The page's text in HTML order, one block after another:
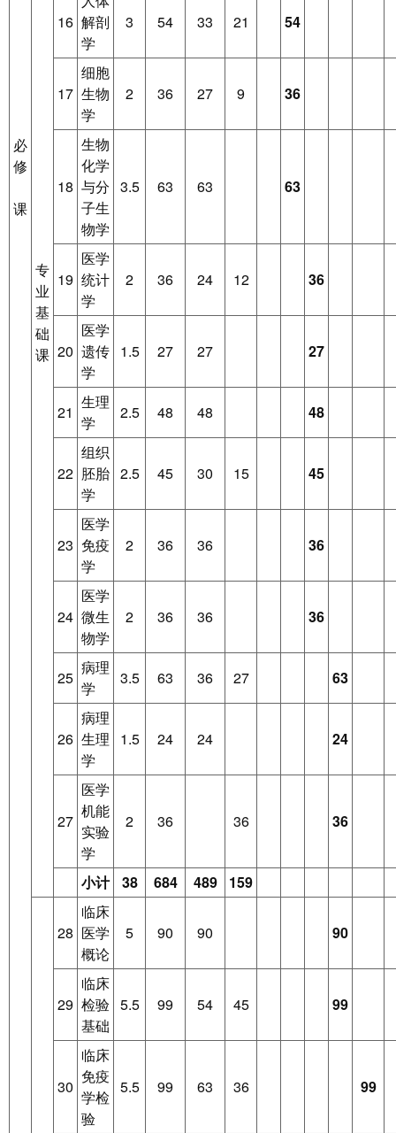
必
修
课
专
业
基
础
课
16 解剖
学
3 54 33 21 54
17
细胞
生物
学
2 36 27 9 36
18
生物
化学
与分
子生
物学
3.5 63 63 63
19
医学
统计
学
2 36 24 12 36
20
医学
遗传
学
1.5 27 27 27
21
生理
学
2.5 48 48 48
22
组织
胚胎
学
2.5 45 30 15 45
23
医学
免疫
学
2 36 36 36
24
医学
微生
物学
2 36 36 36
25
病理
学
3.5 63 36 27 63
26
病理
生理
学
1.5 24 24 24
27
医学
机能
实验
学
2 36 36 36
小计 38 684 489 159
28
临床
医学
概论
5 90 90 90
29
临床
检验
基础
5.5 99 54 45 99
30
临床
免疫
学检
验
5.5 99 63 36 99